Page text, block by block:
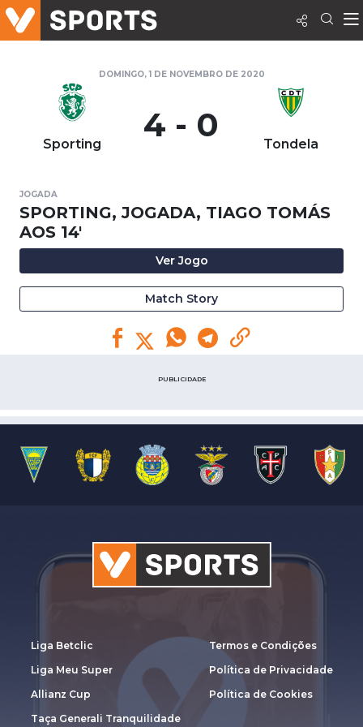
DOMINGO, 1 DE NOVEMBRO DE 2020
Sporting 4 - 0 Tondela
JOGADA
SPORTING, JOGADA, TIAGO TOMÁS
AOS 14'
Ver Jogo
Match Story
PUBLICIDADE
Liga Betclic
Liga Meu Super
Allianz Cup
Taça Generali Tranquilidade
Termos e Condições
Política de Privacidade
Política de Cookies